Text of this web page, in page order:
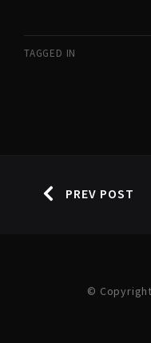
TAGGED IN
PREV POST
©